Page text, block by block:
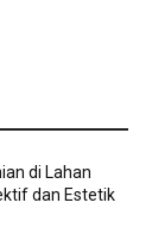
di Lahan
dan Estetik